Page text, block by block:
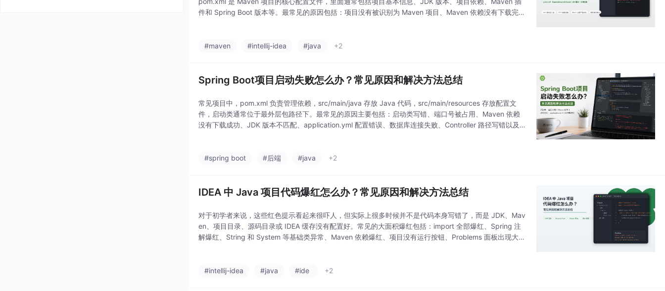
件和 Spring Boot 版本等。最常见的原因包括：项目没有被识别为 Maven 项目、Maven 依赖没有下载完
#maven #intellij-idea #java +2
Spring Boot项目启动失败怎么办？常见原因和解决方法总结
常见项目中，pom.xml 负责管理依赖，src/main/java 存放 Java 代码，src/main/resources 存放配置文
件，启动类通常位于最外层包路径下。最常见的原因主要包括：启动类写错、端口号被占用、Maven 依赖
没有下载成功、JDK 版本不匹配、application.yml 配置错误、数据库连接失败、Controller 路径写错以及 B
#spring boot #后端 #java +2
IDEA 中 Java 项目代码爆红怎么办？常见原因和解决方法总结
对于初学者来说，这些红色提示看起来很吓人，但实际上很多时候并不是代码本身写错了，而是 JDK、Mav
en、项目目录、源码目录或 IDEA 缓存没有配置好。常见的大面积爆红包括：import 全部爆红、Spring 注
解爆红、String 和 System 等基础类异常、Maven 依赖爆红、项目没有运行按钮、Problems 面板出现大量
#intellij-idea #java #ide +2